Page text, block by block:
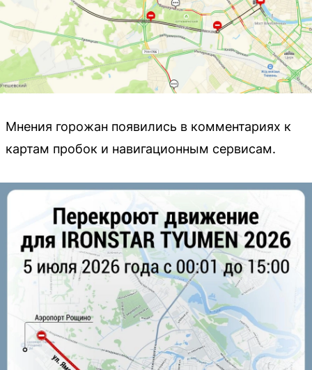
Мнения горожан появились в комментариях к
картам пробок и навигационным сервисам.